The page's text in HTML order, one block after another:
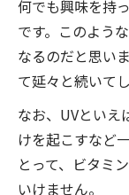
何でも興味を持
です。このよう
なるのだと思い
て延々と続いて
なお、UVといえ
けを起こすなど
とって、ビタミ
いけません。